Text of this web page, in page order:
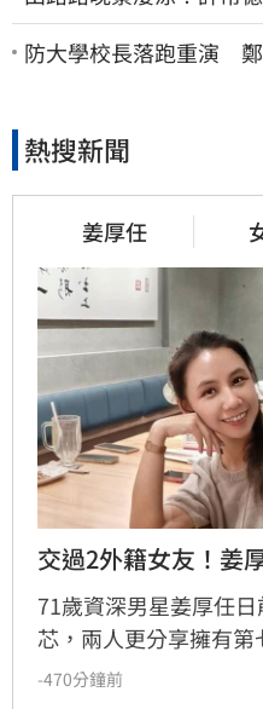
了：別只包紅包慰問
防大學校長落跑重演
熱搜新聞
姜厚任
交過2外籍女友！姜
71歲資深男星姜厚任
芯，兩人更分享擁有
發外界高度關注。擁有
-470分鐘前